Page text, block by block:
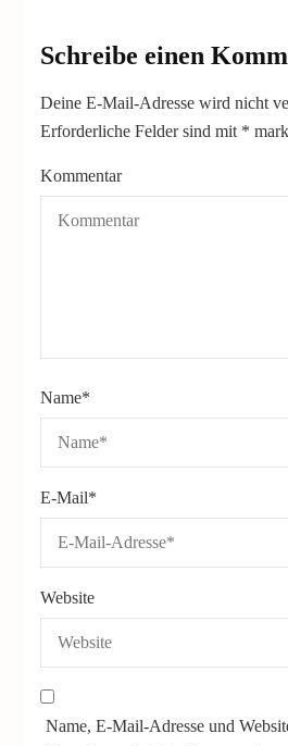
Schreibe einen
Deine E-Mail-Adresse wird nicht
Erforderliche Felder sind mit *
Kommentar
Name*
E-Mail*
Website
Name, E-Mail-Adresse und